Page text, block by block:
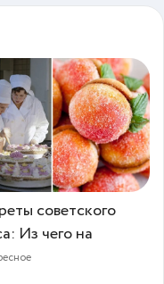
советского
Из чего на